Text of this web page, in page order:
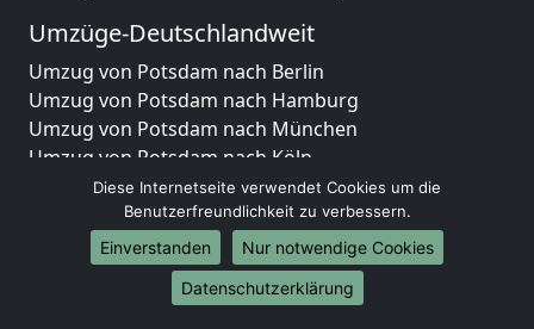
Umzüge-Deutschlandweit
Umzug von Potsdam nach Berlin
Umzug von Potsdam nach Hamburg
Umzug von Potsdam nach München
Umzug von Potsdam nach Köln
Umzug von Potsdam nach Frankfurt am Main
Umzug von Potsdam nach Stuttgart
Umzug von Potsdam nach Düsseldorf
Umzug von Potsdam nach Leipzig
Umzug von Potsdam nach Dortmund
Diese Internetseite verwendet Cookies um die
Benutzerfreundlichkeit zu verbessern.
Einverstanden
Nur notwendige Cookies
Datenschutzerklärung